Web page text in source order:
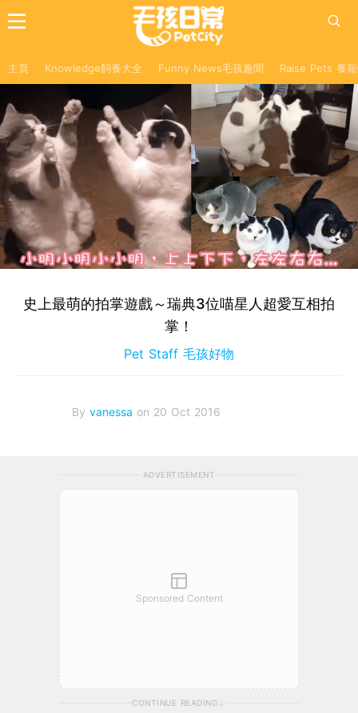
主頁 Knowledge飼養大全 Funny News毛孩趣聞 Raise Pets 養
史上最萌的拍掌遊戲～瑞典3位喵星人超愛互相拍
掌！
Pet Staff 毛孩好物
By vanessa on 20 Oct 2016
ADVERTISEMENT
Sponsored Content
CONTINUE READING